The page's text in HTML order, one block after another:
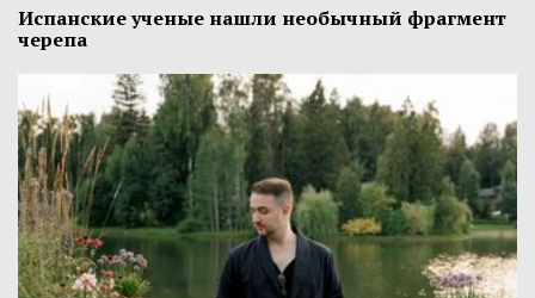
Испанские ученые нашли необычный фрагмент
черепа